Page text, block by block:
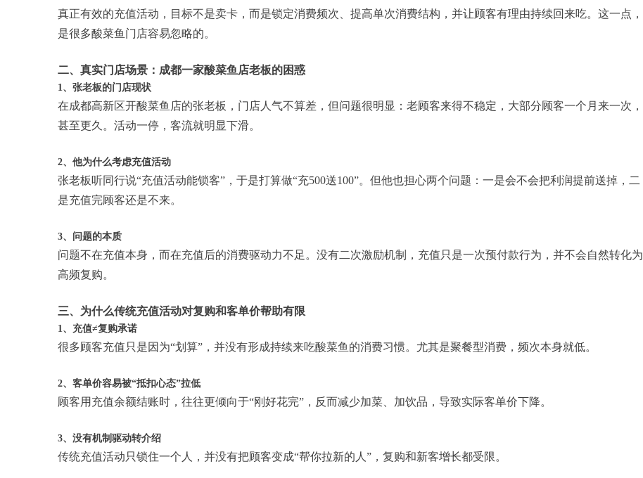
真正有效的充值活动，目标不是卖卡，而是锁定消费频次、提高单次消费结构，并让顾客有理由持续回来吃。这一点，
是很多酸菜鱼门店容易忽略的。
二、真实门店场景：成都一家酸菜鱼店老板的困惑
1、张老板的门店现状
在成都高新区开酸菜鱼店的张老板，门店人气不算差，但问题很明显：老顾客来得不稳定，大部分顾客一个月来一次，
甚至更久。活动一停，客流就明显下滑。
2、他为什么考虑充值活动
张老板听同行说“充值活动能锁客”，于是打算做“充500送100”。但他也担心两个问题：一是会不会把利润提前送掉，二
是充值完顾客还是不来。
3、问题的本质
问题不在充值本身，而在充值后的消费驱动力不足。没有二次激励机制，充值只是一次预付款行为，并不会自然转化为
高频复购。
三、为什么传统充值活动对复购和客单价帮助有限
1、充值≠复购承诺
很多顾客充值只是因为“划算”，并没有形成持续来吃酸菜鱼的消费习惯。尤其是聚餐型消费，频次本身就低。
2、客单价容易被“抵扣心态”拉低
顾客用充值余额结账时，往往更倾向于“刚好花完”，反而减少加菜、加饮品，导致实际客单价下降。
3、没有机制驱动转介绍
传统充值活动只锁住一个人，并没有把顾客变成“帮你拉新的人”，复购和新客增长都受限。